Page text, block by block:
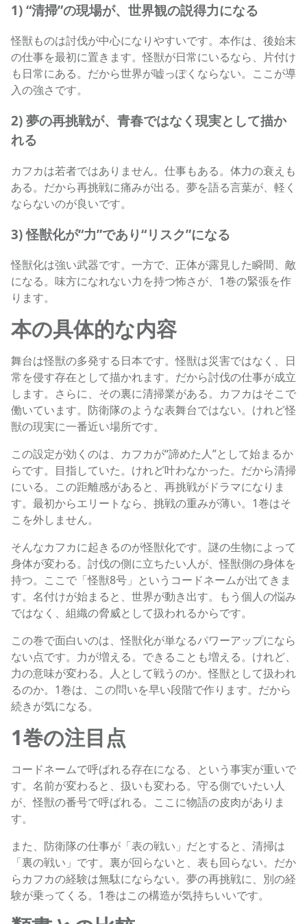
1) “清掃”の現場が、世界観の説得力になる
怪獣ものは討伐が中心になりやすいです。本作は、後始末
の仕事を最初に置きます。怪獣が日常にいるなら、片付け
も日常にある。だから世界が嘘っぽくならない。ここが導
入の強さです。
2) 夢の再挑戦が、青春ではなく現実として描か
れる
カフカは若者ではありません。仕事もある。体力の衰えも
ある。だから再挑戦に痛みが出る。夢を語る言葉が、軽く
ならないのが良いです。
3) 怪獣化が“力”であり“リスク”になる
怪獣化は強い武器です。一方で、正体が露見した瞬間、敵
になる。味方になれない力を持つ怖さが、1巻の緊張を作
ります。
本の具体的な内容
舞台は怪獣の多発する日本です。怪獣は災害ではなく、日
常を侵す存在として描かれます。だから討伐の仕事が成立
します。さらに、その裏に清掃業がある。カフカはそこで
働いています。防衛隊のような表舞台ではない。けれど怪
獣の現実に一番近い場所です。
この設定が効くのは、カフカが“諦めた人”として始まるか
らです。目指していた。けれど叶わなかった。だから清掃
にいる。この距離感があると、再挑戦がドラマになりま
す。最初からエリートなら、挑戦の重みが薄い。1巻はそ
こを外しません。
そんなカフカに起きるのが怪獣化です。謎の生物によって
身体が変わる。討伐の側に立ちたい人が、怪獣側の身体を
持つ。ここで「怪獣8号」というコードネームが出てきま
す。名付けが始まると、世界が動き出す。もう個人の悩み
ではなく、組織の脅威として扱われるからです。
この巻で面白いのは、怪獣化が単なるパワーアップになら
ない点です。力が増える。できることも増える。けれど、
力の意味が変わる。人として戦うのか。怪獣として扱われ
るのか。1巻は、この問いを早い段階で作ります。だから
続きが気になる。
1巻の注目点
コードネームで呼ばれる存在になる、という事実が重いで
す。名前が変わると、扱いも変わる。守る側でいたい人
が、怪獣の番号で呼ばれる。ここに物語の皮肉がありま
す。
また、防衛隊の仕事が「表の戦い」だとすると、清掃は
「裏の戦い」です。裏が回らないと、表も回らない。だか
らカフカの経験は無駄にならない。夢の再挑戦に、別の経
験が乗ってくる。1巻はこの構造が気持ちいいです。